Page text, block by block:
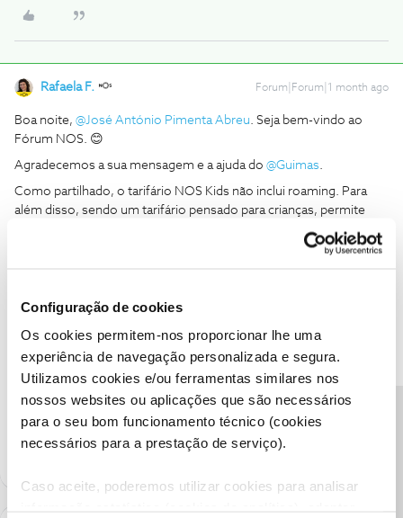
Configuração de cookies
Os cookies permitem-nos proporcionar lhe uma
experiência de navegação personalizada e segura.
Utilizamos cookies e/ou ferramentas similares nos
nossos websites ou aplicações que são necessários
para o seu bom funcionamento técnico (cookies
necessários para a prestação de serviço).
Caso aceite, poderemos utilizar cookies para analisar
Rafaela F. Forum|Forum|1 month ago
Boa noite, ​ @José António Pimenta Abreu. Seja bem-vindo ao
Fórum NOS. 😊
Agradecemos a sua mensagem e a ajuda do ​ @Guimas.
Como partilhado, o tarifário NOS Kids não inclui roaming. Para
além disso, sendo um tarifário pensado para crianças, permite
comunicações exclusivamente para 20 números selecionados.
Ajude a comunidade a encontrar informação relevante. Marque
como "Melhor Resposta" e faça "Like" nos melhores comentários.
Siga os perfis da moderação, através da opção "Seguir", para estar
sempre a par das últimas novidades.